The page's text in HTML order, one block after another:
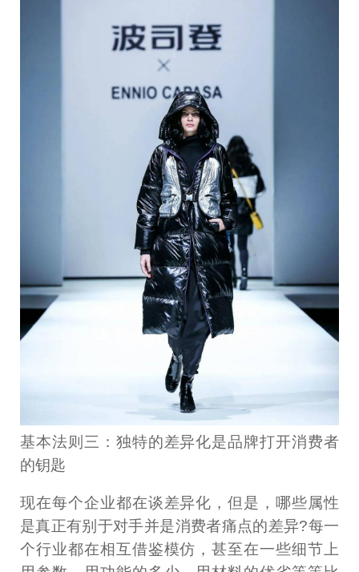
基本法则三：独特的差异化是品牌打开消费者
的钥匙
现在每个企业都在谈差异化，但是，哪些属性
是真正有别于对手并是消费者痛点的差异?每一
个行业都在相互借鉴模仿，甚至在一些细节上